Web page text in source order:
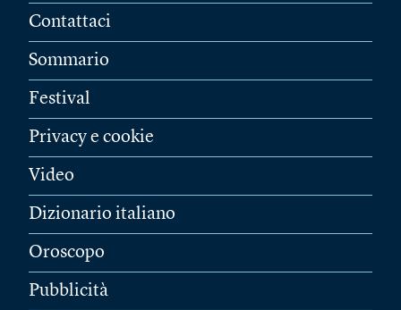
Contattaci
Sommario
Festival
Privacy e cookie
Video
Dizionario italiano
Oroscopo
Pubblicità